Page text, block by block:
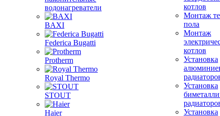
водонагреватели
BAXI
Federica Bugatti
Protherm
Royal Thermo
STOUT
Haier
котлов
Монтаж
пола
Монтаж
котлов
Установка
Установка
Установка